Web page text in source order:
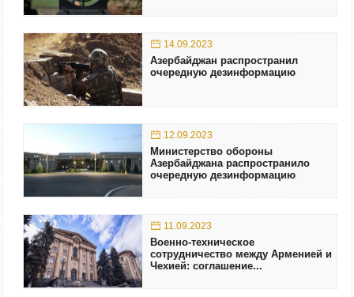
14.09.2023
Азербайджан распространил
очередную дезинформацию
12.09.2023
Министерство обороны
Азербайджана распространило
очередную дезинформацию
11.09.2023
Военно-техническое
сотрудничество между Арменией и
Чехией: соглашение...